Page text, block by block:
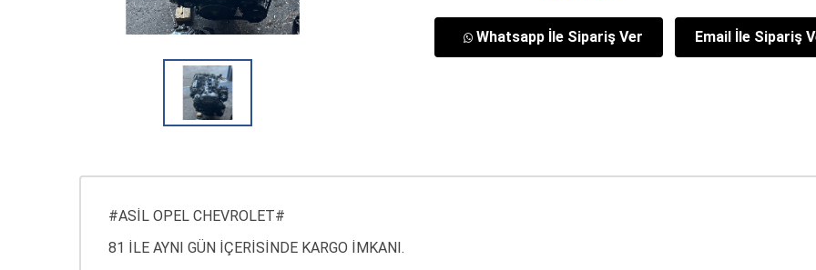
Whatsapp İle Sipariş Ver Email İle Sipariş
#ASİL OPEL CHEVROLET#
81 İLE AYNI GÜN İÇERİSİNDE KARGO İMKANI.